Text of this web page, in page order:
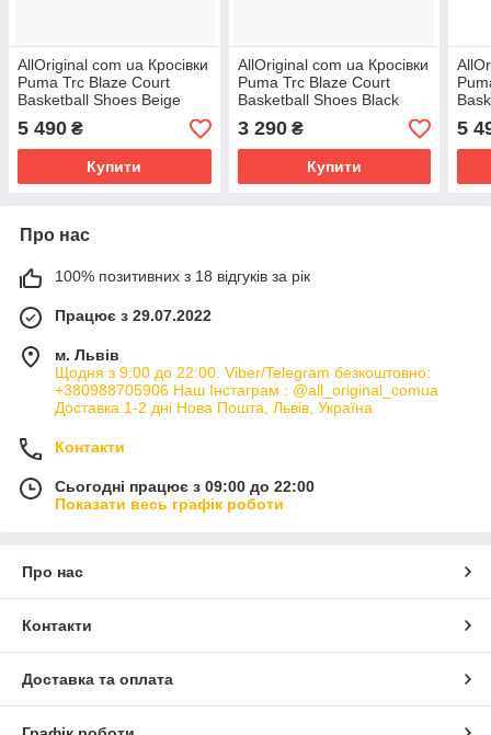
AllOriginal com ua Кросівки
Puma Trc Blaze Court
Basketball Shoes Beige
376582-11 РОЗМІРИ
ЗАПИТУЙТЕ
5 490 ₴
Купити
AllOriginal com ua Кросівки
Puma Trc Blaze Court
Basketball Shoes Black
376582-03 РОЗМІРИ
ЗАПИТУЙТЕ
3 290₴
Купити
5
Про нас
100% позитивних з 18 відгуків за рік
Працює з 29.07.2022
м. Львів
Щодня з 9:00 до 22:00. Viber/Telegram безкоштовно:
+380988705906 Наш Інстаграм : @all_original_comua
Доставка 1-2 дні Нова Пошта, Львів, Україна
Контакти
Сьогодні працює з 09:00 до 22:00
Показати весь графік роботи
Про нас
Контакти
Доставка та оплата